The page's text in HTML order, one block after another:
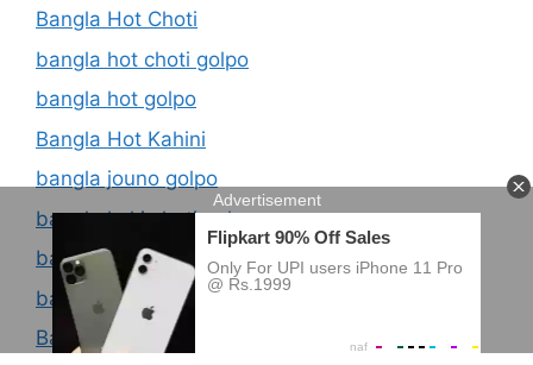
Bangla Hot Choti
bangla hot choti golpo
bangla hot golpo
Bangla Hot Kahini
bangla jouno golpo
bangla kaki choti golpo
bangla kolkata choti golpo
bangla latest panu golpo
Bangla Lekha Choti Golpo